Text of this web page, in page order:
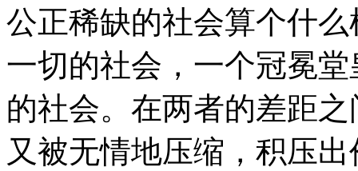
公正稀缺的社会算个什
一切的社会，一个冠冕
的社会。在两者的差距
又被无情地压缩，积压